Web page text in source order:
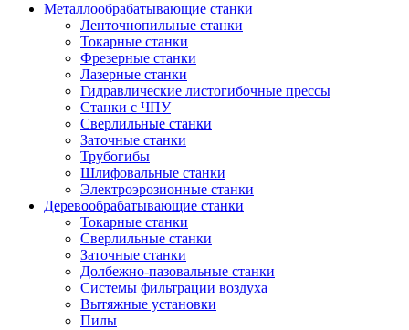
Металлообрабатывающие станки
Ленточнопильные станки
Токарные станки
Фрезерные станки
Лазерные станки
Гидравлические листогибочные прессы
Станки с ЧПУ
Сверлильные станки
Заточные станки
Трубогибы
Шлифовальные станки
Электроэрозионные станки
Деревообрабатывающие станки
Токарные станки
Сверлильные станки
Заточные станки
Долбежно-пазовальные станки
Системы фильтрации воздуха
Вытяжные установки
Пилы